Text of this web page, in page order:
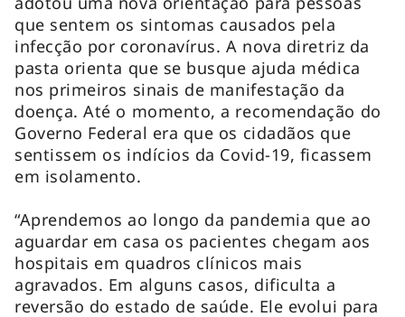
que sentem os sintomas causados pela
infecção por coronavírus. A nova diretriz da
pasta orienta que se busque ajuda médica
nos primeiros sinais de manifestação da
doença. Até o momento, a recomendação do
Governo Federal era que os cidadãos que
sentissem os indícios da Covid-19, ficassem
em isolamento.
“Aprendemos ao longo da pandemia que ao
aguardar em casa os pacientes chegam aos
hospitais em quadros clínicos mais
agravados. Em alguns casos, dificulta a
reversão do estado de saúde. Ele evolui para